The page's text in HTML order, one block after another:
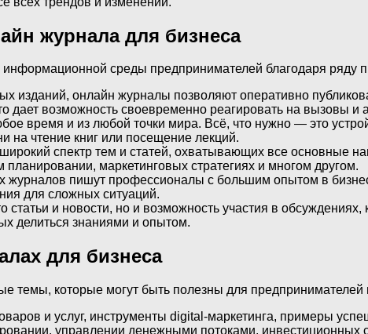
журнала для бизнеса
среды предпринимателей благодаря ряду
изданий, онлайн журналы позволяют оперативно
дает возможность своевременно реагировать на вызовы и
время и из любой точки мира. Всё, что нужно — это
на чтение книг или посещение лекций.
спектр тем и статей, охватывающих все основные
маркетинговых стратегиях и многом другом.
журналов пишут профессионалы с большим опытом в
для сложных ситуаций.
и новости, но и возможность участия в
делиться знаниями и опытом.
для бизнеса
темы, которые могут быть полезны для предпринимателей
и услуг, инструменты digital-маркетинга, примеры
управлении денежными потоками, инвестиционных